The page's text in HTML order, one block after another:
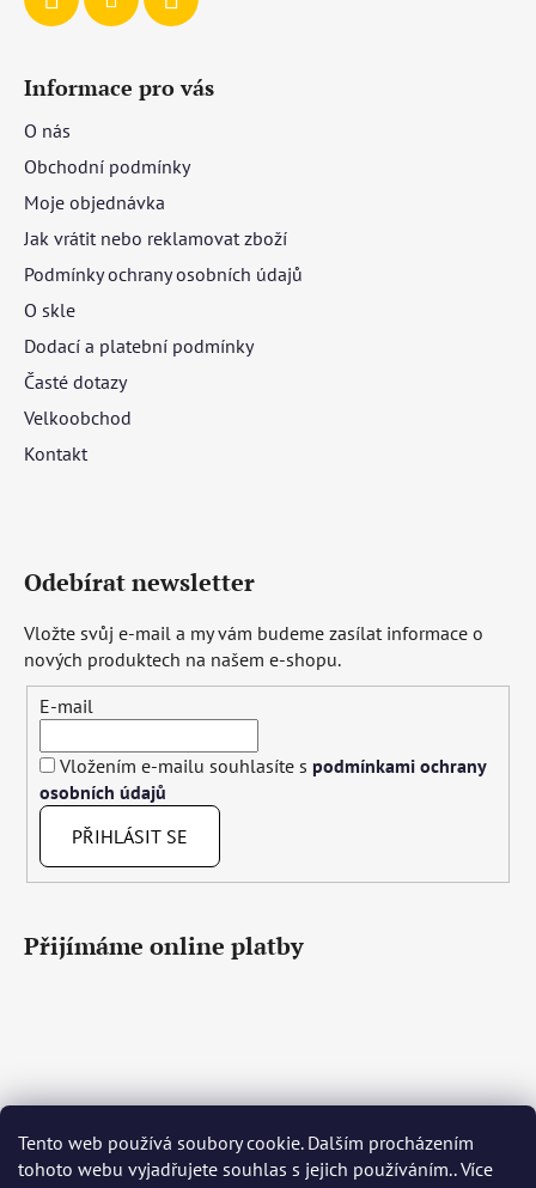
Tento web používá soubory cookie. Dalším procházením
tohoto webu vyjadřujete souhlas s jejich používáním.. Více
Informace pro vás
O nás
Obchodní podmínky
Moje objednávka
Jak vrátit nebo reklamovat zboží
Podmínky ochrany osobních údajů
O skle
Dodací a platební podmínky
Časté dotazy
Velkoobchod
Kontakt
Odebírat newsletter
Vložte svůj e-mail a my vám budeme zasílat informace o
nových produktech na našem e-shopu.
E-mail
Vložením e-mailu souhlasíte s podmínkami ochrany
osobních údajů
PŘIHLÁSIT SE
Přijímáme online platby
Čeština Slovenčina English Deutsch Magyar
Język polski Română Italiano Español Français